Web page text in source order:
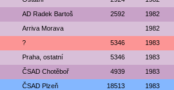
AD Radek Bartoš 2592 1982
Arriva Morava 1982
? 5346 1983
Praha, ostatní 5346 1983
ČSAD Chotěboř 4939 1983
ČSAD Plzeň 18513 1983